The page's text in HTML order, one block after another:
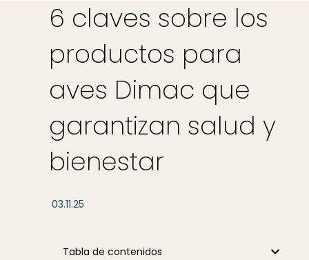
6 claves sobre los
productos para
aves Dimac que
garantizan salud y
bienestar
03.11.25
Tabla de contenidos